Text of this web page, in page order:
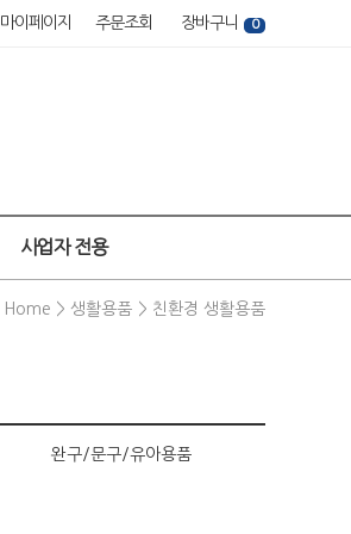
마이페이지 주문조회 장바구니 0
사업자 전용
Home > 생활용품 > 친환경 생활용품
완구/문구/유아용품